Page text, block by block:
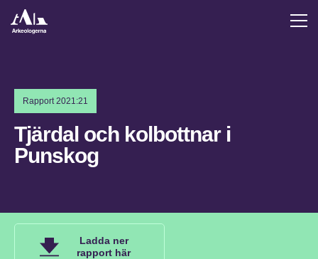
Rapport 2021:21
Tjärdal och kolbottnar i
Punskog
Ladda ner
rapport här